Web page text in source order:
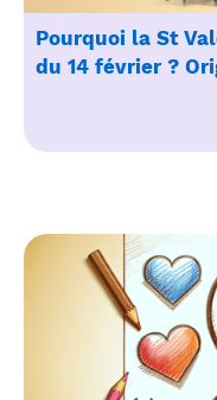
Pourquoi la St
du 14 février ?